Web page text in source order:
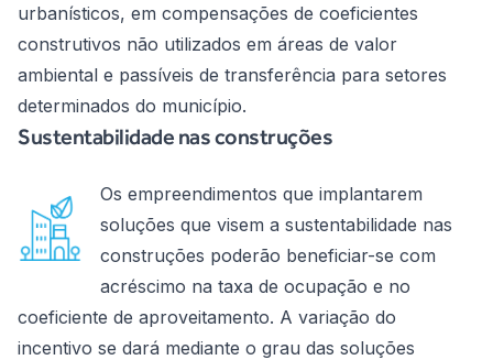
urbanísticos, em compensações de coeficientes
construtivos não utilizados em áreas de valor
ambiental e passíveis de transferência para setores
determinados do município.
Sustentabilidade nas construções
Os empreendimentos que implantarem
soluções que visem a sustentabilidade nas
construções poderão beneficiar-se com
acréscimo na taxa de ocupação e no
coeficiente de aproveitamento. A variação do
incentivo se dará mediante o grau das soluções